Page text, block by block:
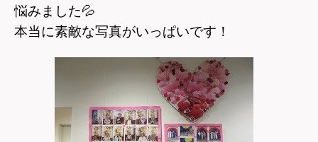
悩みました💦
本当に素敵な写真がいっぱいです！